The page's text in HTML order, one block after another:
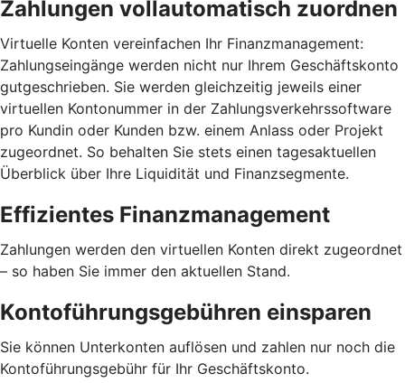
Zahlungen vollautomatisch zuordnen
Virtuelle Konten vereinfachen Ihr Finanzmanagement:
Zahlungseingänge werden nicht nur Ihrem Geschäftskonto
gutgeschrieben. Sie werden gleichzeitig jeweils einer
virtuellen Kontonummer in der Zahlungsverkehrssoftware
pro Kundin oder Kunden bzw. einem Anlass oder Projekt
zugeordnet. So behalten Sie stets einen tagesaktuellen
Überblick über Ihre Liquidität und Finanzsegmente.
Effizientes Finanzmanagement
Zahlungen werden den virtuellen Konten direkt zugeordnet
– so haben Sie immer den aktuellen Stand.
Kontoführungsgebühren einsparen
Sie können Unterkonten auflösen und zahlen nur noch die
Kontoführungsgebühr für Ihr Geschäftskonto.